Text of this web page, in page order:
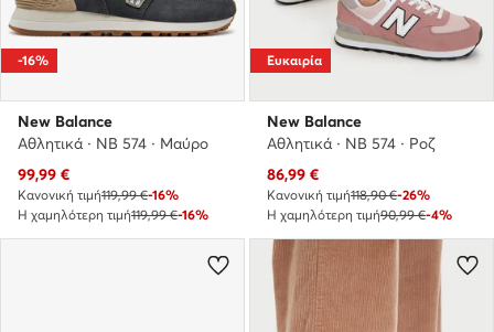
-16%
New Balance
Αθλητικά · NB 574 · Μαύρο
Τρέχουσα τιμή
99,99 €
Κανονική τιμή119,99 €-16%
Η χαμηλότερη τιμή119,99 €-16%
Ευκαιρία
New Balance
Αθλητικά · NB 574 · Ροζ
Τρέχουσα τιμή
86,99 €
Κανονική τιμή118,90 €-26%
Η χαμηλότερη τιμή90,99 €-4%